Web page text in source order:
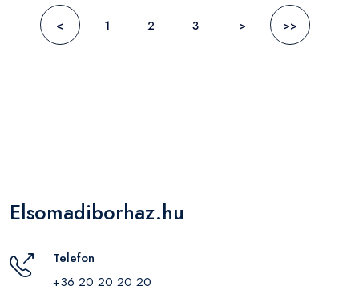
< 1 2 3 > >>
Elsomadiborhaz.hu
Telefon
+36 20 20 20 20